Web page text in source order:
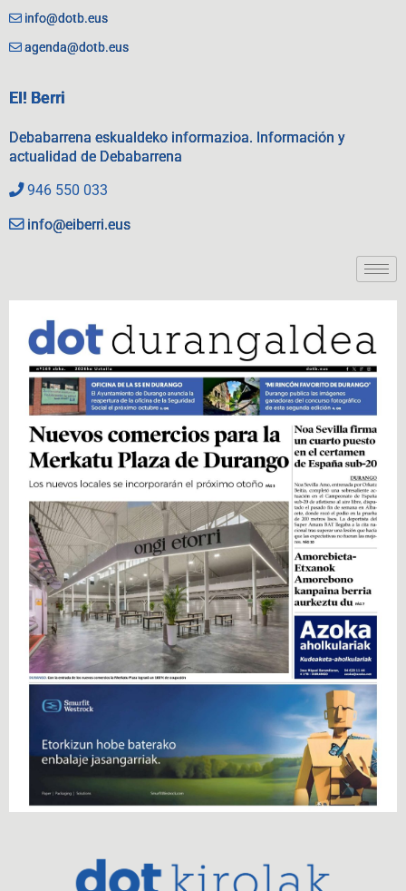
info@dotb.eus
agenda@dotb.eus
EI! Berri
Debabarrena eskualdeko informazioa. Información y
actualidad de Debabarrena
946 550 033
info@eiberri.eus